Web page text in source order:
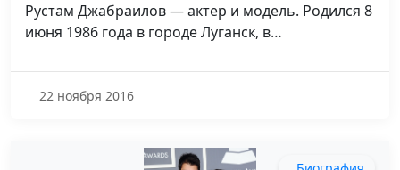
Рустам Джабраилов — актер и модель. Родился 8
июня 1986 года в городе Луганск, в…
22 ноября 2016